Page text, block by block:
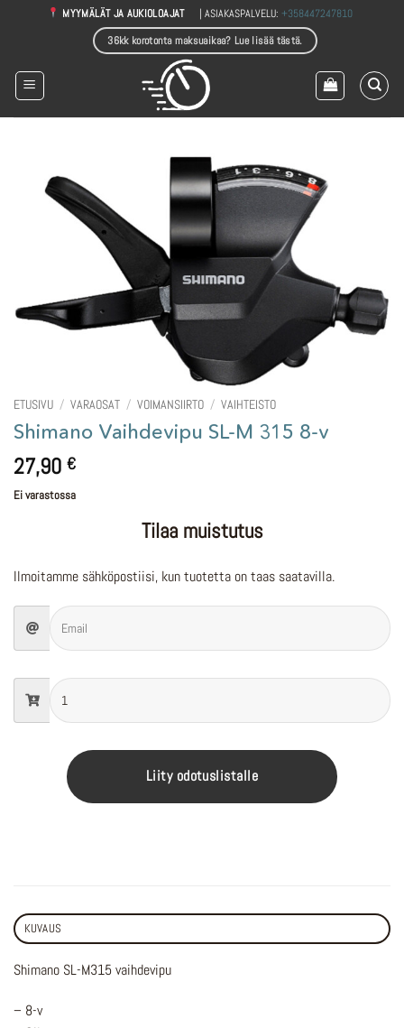
MYYMÄLÄT JA AUKIOLOAJAT | ASIAKASPALVELU:+358447247810
36kk korotonta maksuaikaa? Lue lisää tästä.
ETUSIVU / VARAOSAT / VOIMANSIIRTO / VAIHTEISTO
Shimano Vaihdevipu SL-M 315 8-v
27,90 €
Ei varastossa
Tilaa muistutus
Ilmoitamme sähköpostiisi, kun tuotetta on taas saatavilla.
Liity odotuslistalle
KUVAUS
Shimano SL-M315 vaihdevipu
– 8-v